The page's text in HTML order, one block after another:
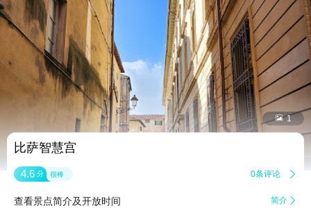
 1
比萨智慧宫
4.6 分 很棒 0条评论 
查看景点简介及开放时间 简介 
